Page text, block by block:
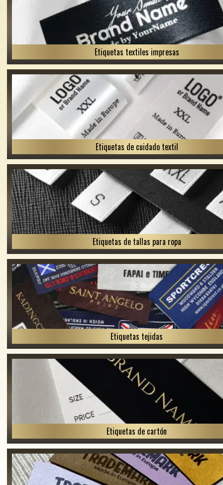
Etiquetas textiles impresas
Etiquetas de cuidado textil
Etiquetas de tallas para ropa
Etiquetas tejidas
Etiquetas de cartón